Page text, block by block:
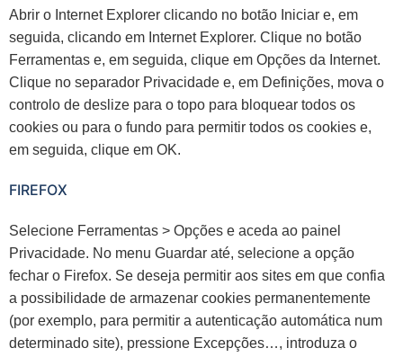
Abrir o Internet Explorer clicando no botão Iniciar e, em
seguida, clicando em Internet Explorer. Clique no botão
Ferramentas e, em seguida, clique em Opções da Internet.
Clique no separador Privacidade e, em Definições, mova o
controlo de deslize para o topo para bloquear todos os
cookies ou para o fundo para permitir todos os cookies e,
em seguida, clique em OK.
FIREFOX
Selecione Ferramentas > Opções e aceda ao painel
Privacidade. No menu Guardar até, selecione a opção
fechar o Firefox. Se deseja permitir aos sites em que confia
a possibilidade de armazenar cookies permanentemente
(por exemplo, para permitir a autenticação automática num
determinado site), pressione Excepções…, introduza o